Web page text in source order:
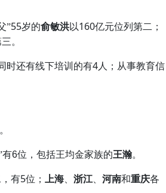
”55岁的俞敏洪以160亿元位列第二；
。
时还有线下培训的有4人；从事教育信
有6位，包括王均金家族的王瀚。
有5位； 上海 浙江 河南和重庆各